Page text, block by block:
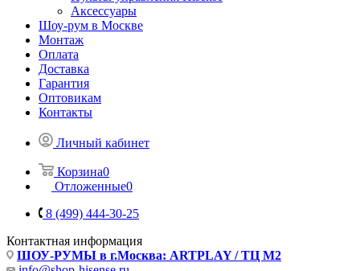
Аксессуары
Шоу-рум в Москве
Монтаж
Оплата
Доставка
Гарантия
Оптовикам
Контакты
Личный кабинет
Корзина0
Отложенные0
8 (499) 444-30-25
Контактная информация
ШОУ-РУМЫ в г.Москва: ARTPLAY / ТЦ М2